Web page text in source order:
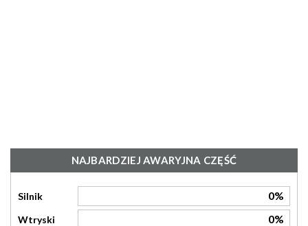
NAJBARDZIEJ AWARYJNA CZĘŚĆ
Silnik 0%
Wtryski 0%